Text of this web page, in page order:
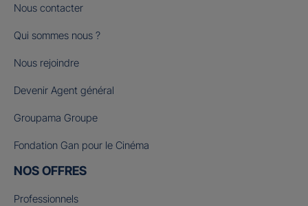
Nous contacter
Qui sommes nous ?
Nous rejoindre
Devenir Agent général
Groupama Groupe
Fondation Gan pour le Cinéma
NOS OFFRES
Professionnels